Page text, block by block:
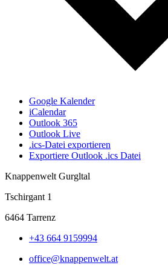
Google Kalender
iCalendar
Outlook 365
Outlook Live
.ics-Datei exportieren
Exportiere Outlook .ics Datei
Knappenwelt Gurgltal
Tschirgant 1
6464 Tarrenz
+43 664 9159994
office@knappenwelt.at